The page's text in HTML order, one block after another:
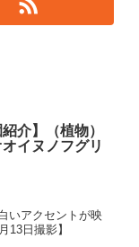
介】（植物）
オイヌノフグリ
いアクセントが映
13日撮影】